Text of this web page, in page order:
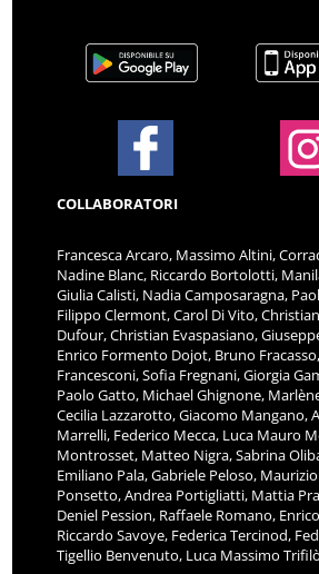
COLLABORATORI
Francesca Arcaro, Massimo Altini,
Nadine Blanc, Riccardo Bortolotti,
Giulia Calisti, Nadia Camposaragna,
Filippo Clermont, Carol Di Vito,
Dufour, Christian Evaspasiano,
Enrico Formento Dojot, Bruno
Francesconi, Sofia Fregnani, Giorgia
Paolo Gatto, Michael Ghignone,
Cecilia Lazzarotto, Giacomo Mangano,
Marrelli, Federico Mecca, Luca Mauro
Montrosset, Matteo Nigra, Sabrina
Emiliano Pala, Gabriele Peloso,
Ponsetto, Andrea Portigliatti, Mattia
Deniel Pession, Raffaele Romano,
Riccardo Savoye, Federica Tercinod,
Tigellio Benvenuto, Luca Massimo Trifilò